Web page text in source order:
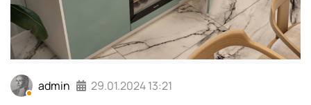
admin 29.01.202413:21